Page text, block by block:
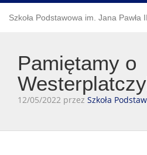
Szkoła Podstawowa im. Jana Pawła
Pamiętamy o
12/05/2022 przez Szkoła